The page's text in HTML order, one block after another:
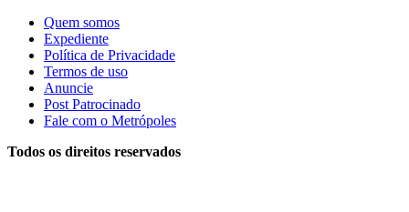
Quem somos
Expediente
Política de Privacidade
Termos de uso
Anuncie
Post Patrocinado
Fale com o Metrópoles
Todos os direitos reservados